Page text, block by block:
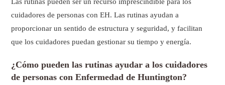
cuidadores de personas con EH. Las rutinas ayudan a
proporcionar un sentido de estructura y seguridad, y facilitan
que los cuidadores puedan gestionar su tiempo y energía.
¿Cómo pueden las rutinas ayudar a los cuidadores
de personas con Enfermedad de Huntington?